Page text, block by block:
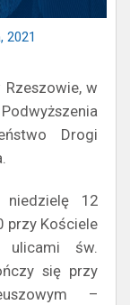
2021
Rzeszowie, w
Drogi
12
przy Kościele
ulicami św.
się przy
–